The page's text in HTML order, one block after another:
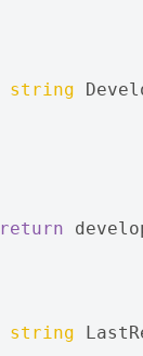
string
return
string